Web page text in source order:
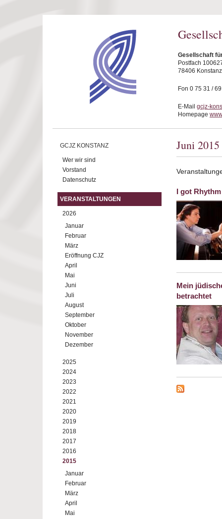
Gesellschaft
Postfach
78406 Konstanz
Fon 0 75 31 /
E-Mail gcjz-
Homepage
GCJZ KONSTANZ
Wer wir sind
Vorstand
Datenschutz
VERANSTALTUNGEN
2026
Januar
Februar
März
Eröffnung CJZ
April
Mai
Juni
Juli
August
September
Oktober
November
Dezember
2025
2024
2023
2022
2021
2020
2019
2018
2017
2016
2015
Januar
Februar
März
April
Mai
Juni 2015
I got
Mein
betrachtet